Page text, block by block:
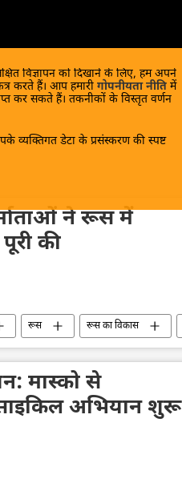
विज्ञापन को दिखाने के लिए, हम अपने
करते हैं। आप हमारी गोपनीयता नीति में
कर सकते हैं। तकनीकों के विस्तृत वर्णन
व्यक्तिगत डेटा के प्रसंस्करण की स्पष्ट
ने रूस में
की
रूस रूस का विकास
मास्को से
अभियान शुरू